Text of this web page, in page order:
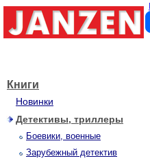
Книги
Новинки
Детективы, триллеры
Боевики, военные
Зарубежный детектив